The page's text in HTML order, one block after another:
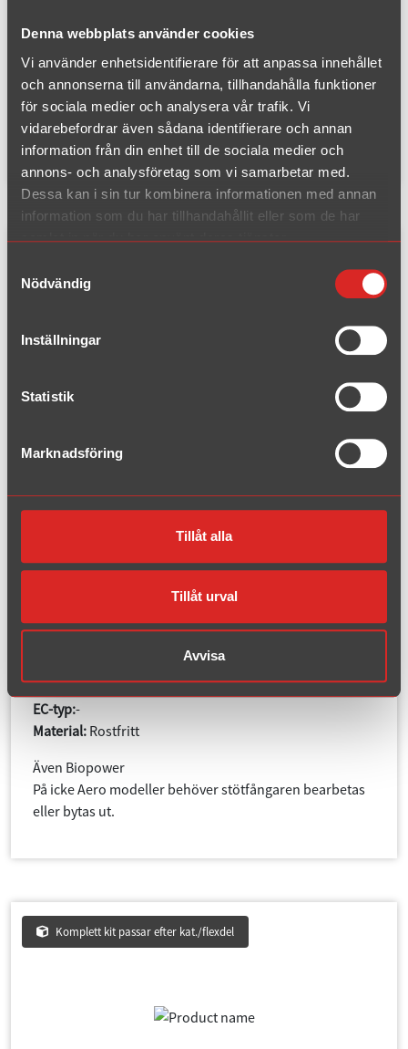
Denna webbplats använder cookies
Vi använder enhetsidentifierare för att anpassa innehållet
och annonserna till användarna, tillhandahålla funktioner
för sociala medier och analysera vår trafik. Vi
vidarebefordrar även sådana identifierare och annan
information från din enhet till de sociala medier och
annons- och analysföretag som vi samarbetar med.
Dessa kan i sin tur kombinera informationen med annan
information som du har tillhandahållit eller som de har
samlat in när du har använt deras tjänster.
Nödvändig
Inställningar
Statistik
Marknadsföring
Tillåt alla
Tillåt urval
Avvisa
Material:Rostfritt
Även Biopower
På 1.8T/2.0T modeller behöver stötfångaren bearbetas
eller bytas ut och karossfäste 063-FTH monteras som
köps separat.
9-3 1.8T/2.0T/Aero/ SportSeda
n/SportCombi/Cabriolet år 20
Stora tanken 61 Liter
Ändrör:85/150 mm
EC-typ:-
Material: Rostfritt
Även Biopower
På icke Aero modeller behöver stötfångaren bearbetas
eller bytas ut.
Komplett kit passar efter kat./flexdel